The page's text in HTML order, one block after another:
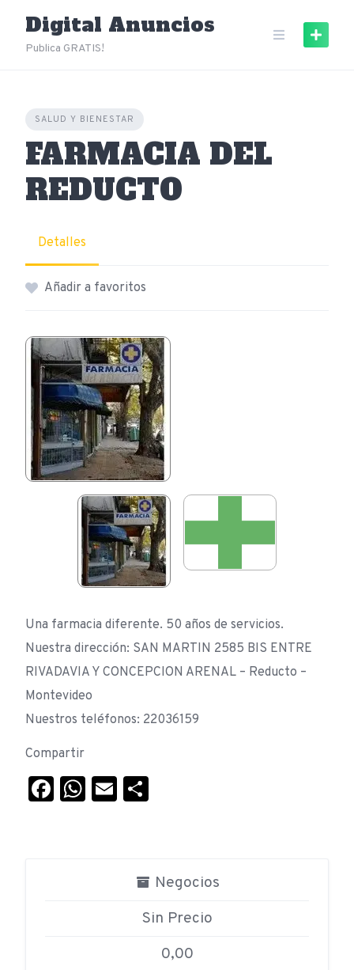
content
Digital Anuncios
Publica GRATIS!
SALUD Y BIENESTAR
FARMACIA DEL
REDUCTO
Detalles
Añadir a favoritos
Una farmacia diferente. 50 años de servicios.
Nuestra dirección: SAN MARTIN 2585 BIS ENTRE
RIVADAVIA Y CONCEPCION ARENAL – Reducto –
Montevideo
Nuestros teléfonos: 22036159
Compartir
Facebook
WhatsApp
Email
Negocios
Sin Precio
0,00